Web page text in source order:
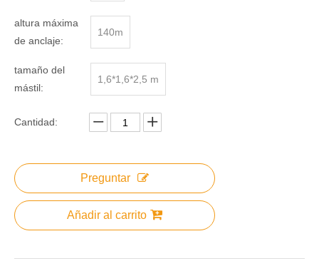
altura máxima
de anclaje:
140m
tamaño del
mástil:
1,6*1,6*2,5 m
Cantidad:
Preguntar
Añadir al carrito